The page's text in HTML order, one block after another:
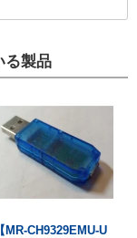
る製品
【MR-CH9329EMU-U